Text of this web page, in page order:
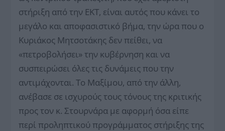
στήριξη από την ΕΚΤ, είναι αυτός που κάνει το
μεγάλο και αποφασιστικό βήμα, την ώρα που ο
Κυριάκος Μητσοτάκης δεν πείθει, να
«πετροβολήσει» την κυβέρνηση και να
συσπειρώσει όλες τις δυνάμεις που την
αντιμάχονται. Το Μαξίμου, από την άλλη,
ανέβασε σε ισχυρούς τους τόνους της κριτικής
προς τον κ. Στουρνάρα με αφορμή όσα είπε
περί προληπτικού προγράμματος στήριξης της